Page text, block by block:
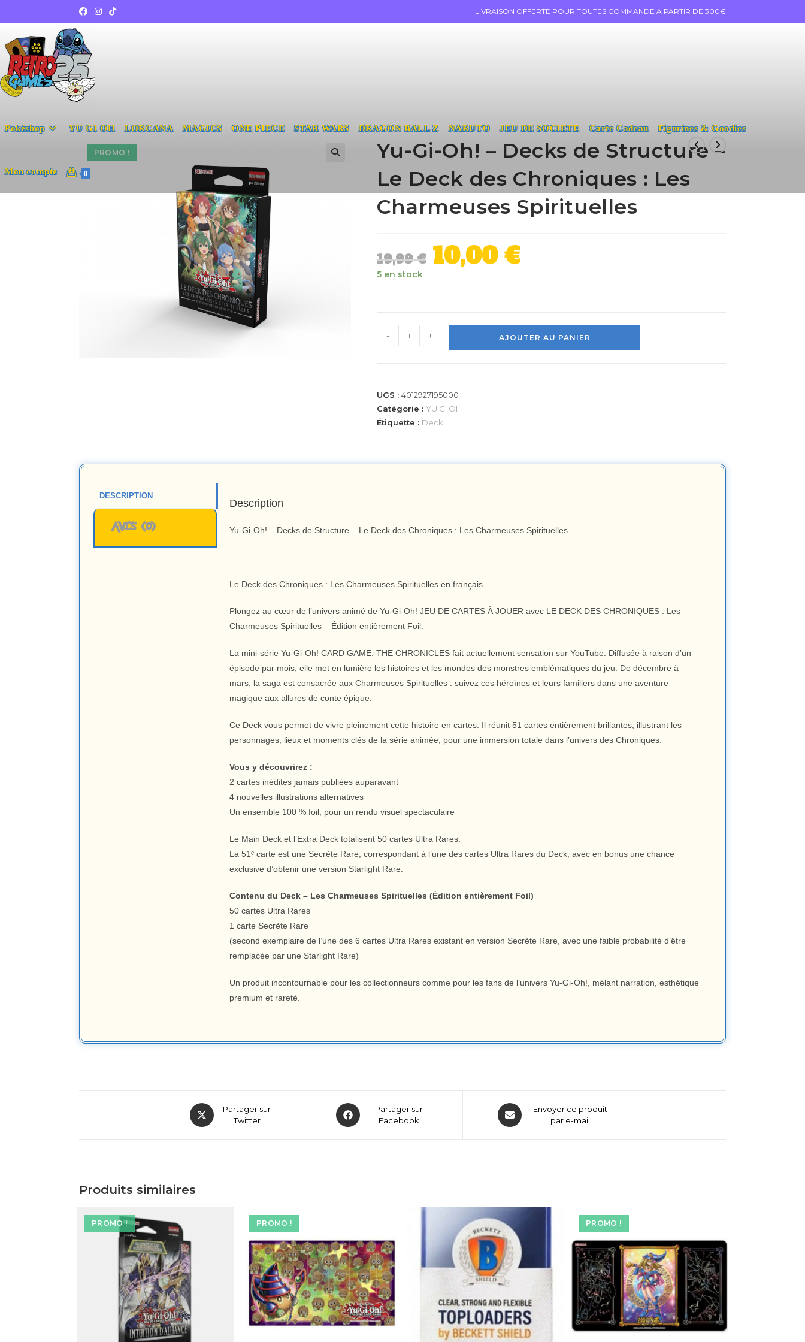
LIVRAISON OFFERTE POUR TOUTES COMMANDE A PARTIR DE 300€
Pokéshop YU GI OH LORCANA MAGICS ONE PIECE STAR WARS DRAGON BALL Z NARUTO JEU DE SOCIETE Carte Cadeau Figurines & Goodies
Mon compte 0
PROMO !
Yu-Gi-Oh! – Decks de Structure –
Le Deck des Chroniques : Les
Charmeuses Spirituelles
19,99€ 10,00 €
5 en stock
- + AJOUTER AU PANIER
UGS : 4012927195000
Catégorie : YU GI OH
Étiquette : Deck
DESCRIPTION
AVIS (0)
Description
Yu-Gi-Oh! – Decks de Structure – Le Deck des Chroniques : Les Charmeuses Spirituelles
Le Deck des Chroniques : Les Charmeuses Spirituelles en français.
Plongez au cœur de l’univers animé de Yu-Gi-Oh! JEU DE CARTES À JOUER avec LE DECK DES CHRONIQUES : Les
Charmeuses Spirituelles – Édition entièrement Foil.
La mini-série Yu-Gi-Oh! CARD GAME: THE CHRONICLES fait actuellement sensation sur YouTube. Diffusée à raison d’un
épisode par mois, elle met en lumière les histoires et les mondes des monstres emblématiques du jeu. De décembre à
mars, la saga est consacrée aux Charmeuses Spirituelles : suivez ces héroïnes et leurs familiers dans une aventure
magique aux allures de conte épique.
Ce Deck vous permet de vivre pleinement cette histoire en cartes. Il réunit 51 cartes entièrement brillantes, illustrant les
personnages, lieux et moments clés de la série animée, pour une immersion totale dans l’univers des Chroniques.
Vous y découvrirez :
2 cartes inédites jamais publiées auparavant
4 nouvelles illustrations alternatives
Un ensemble 100 % foil, pour un rendu visuel spectaculaire
Le Main Deck et l’Extra Deck totalisent 50 cartes Ultra Rares.
La 51ᵉ carte est une Secrète Rare, correspondant à l’une des cartes Ultra Rares du Deck, avec en bonus une chance
exclusive d’obtenir une version Starlight Rare.
Contenu du Deck – Les Charmeuses Spirituelles (Édition entièrement Foil)
50 cartes Ultra Rares
1 carte Secrète Rare
(second exemplaire de l’une des 6 cartes Ultra Rares existant en version Secrète Rare, avec une faible probabilité d’être
remplacée par une Starlight Rare)
Un produit incontournable pour les collectionneurs comme pour les fans de l’univers Yu-Gi-Oh!, mêlant narration, esthétique
premium et rareté.
Partager sur
Twitter
Partager sur
Facebook
Envoyer ce produit
par e-mail
Produits similaires
PROMO ! PROMO ! PROMO !